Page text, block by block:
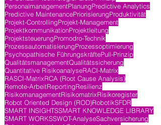
PersonalmanagementPlanungPredictive Analytics
Predictive MaintenancePriorisierungProduktivität
Projekt-ControllingProjekt-Management
ProjektkommunikationProjektleitung
ProjektsteuerungPromodro-Technik
ProzessautomatisierungProzessoptimierung
Psychopathische FührungskräftePull-Prinzip
QualitätsmanagementQualitätssicherung
Quantitative RisikoanalyseRACI-Matrix
RASCI-MatrixRCA (Root Cause Analysis)
Remote-ArbeitReportingResilienz
RisikomanagementRisikomatrixRisikoregister
Robot Oriented Design (ROD)RobotikSFDR
SMART INSIGHTSSMART KNOWLEDGE LIBRARY
SMART WORKSSWOT-AnalyseSachversicherung